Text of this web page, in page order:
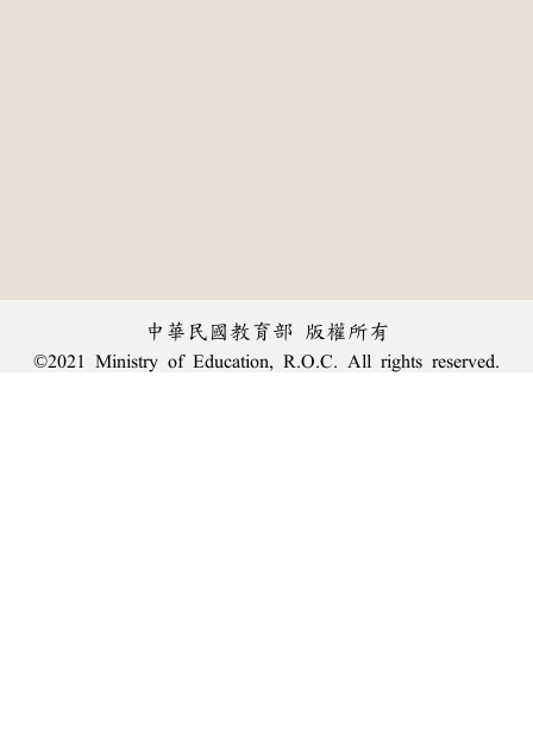
中華民國教育部 版權所有
©2021 Ministry of Education, R.O.C. All rights reserved.